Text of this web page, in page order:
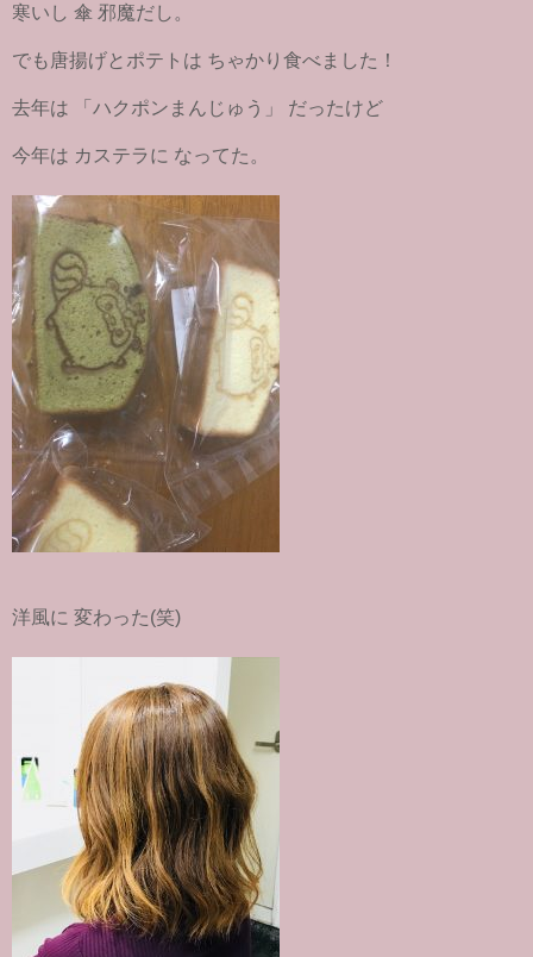
寒いし 傘 邪魔だし。
でも唐揚げとポテトは ちゃかり食べました！
去年は 「ハクポンまんじゅう」 だったけど
今年は カステラに なってた。
洋風に 変わった(笑)